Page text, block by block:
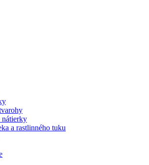
nátierky
a rastlinného tuku